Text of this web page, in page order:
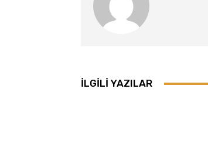
İLGILI YAZILAR